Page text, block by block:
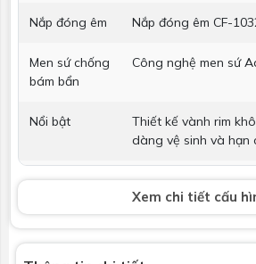
Nắp đóng êm Nắp đóng êm CF-
Men sứ chống
bám bẩn
Công nghệ men sứ
Nổi bật
Thiết kế vành rim
dàng vệ sinh và hạn
Vòi xịt Không bao gồm
T cầu Có
Kích thước 372 x 809 x 605 (mm)
Xem chi tiết cấu